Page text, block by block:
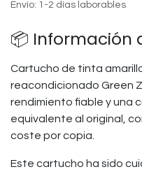
Envío: 1-2 días laborables
📦 Información
Cartucho de tinta
reacondicionado Green
rendimiento fiable y una
equivalente al original,
coste por copia.
Este cartucho ha sido